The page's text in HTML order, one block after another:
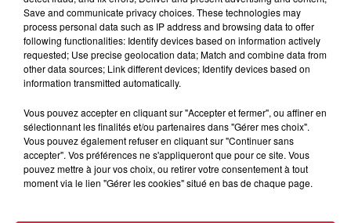
À découvrir également
Save and communicate privacy choices. These technologies may
process personal data such as IP address and browsing data to offer
following functionalities: Identify devices based on information actively
requested; Use precise geolocation data; Match and combine data from
other data sources; Link different devices; Identify devices based on
information transmitted automatically.
Vous pouvez accepter en cliquant sur "Accepter et fermer", ou affiner en
sélectionnant les finalités et/ou partenaires dans "Gérer mes choix".
Vous pouvez également refuser en cliquant sur "Continuer sans
accepter". Vos préférences ne s'appliqueront que pour ce site. Vous
pouvez mettre à jour vos choix, ou retirer votre consentement à tout
moment via le lien "Gérer les cookies" situé en bas de chaque page.